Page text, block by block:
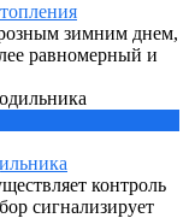
зимним днем,
равномерный и
контроль
сигнализирует